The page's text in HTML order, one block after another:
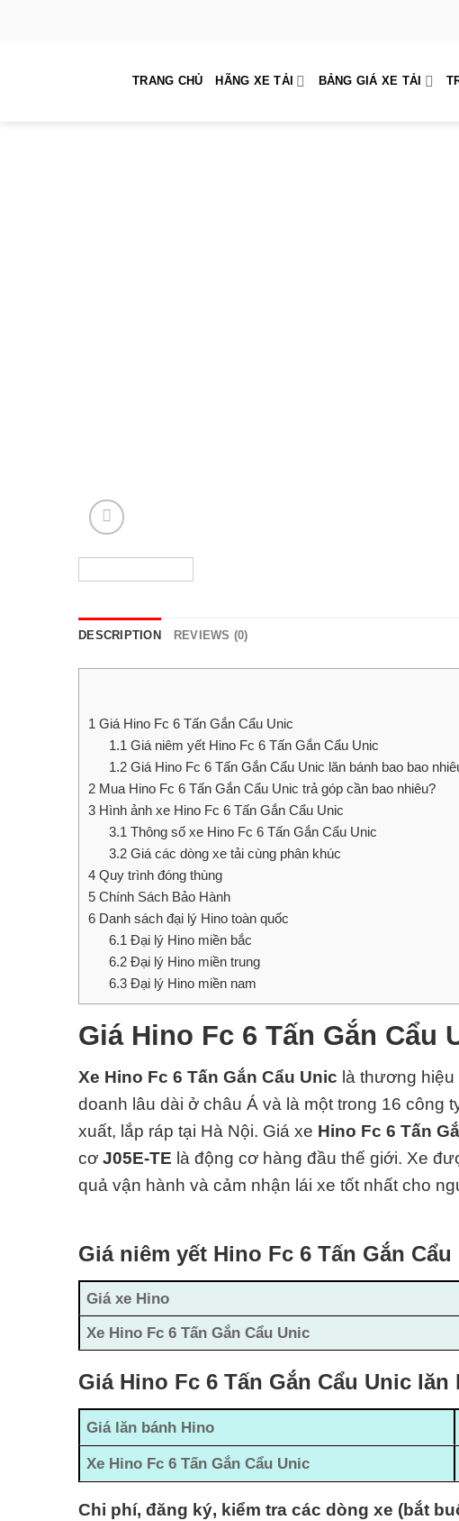
TRANG CHỦ HÃNG XE TẢI BẢNG GIÁ XE TẢI
DESCRIPTION REVIEWS (0)
1 Giá Hino Fc 6 Tấn Gắn Cẩu Unic
1.1 Giá niêm yết Hino Fc 6 Tấn Gắn Cẩu Unic
1.2Giá Hino Fc 6 Tấn Gắn Cẩu Unic lăn bánh bao bao
2 Mua Hino Fc 6 Tấn Gắn Cẩu Unic trả góp cần bao nhiêu?
3 Hình ảnh xe Hino Fc 6 Tấn Gắn Cẩu Unic
3.1 Thông số xe Hino Fc 6 Tấn Gắn Cẩu Unic
3.2Giá các dòng xe tải cùng phân khúc
4 Quy trình đóng thùng
5 Chính Sách Bảo Hành
6 Danh sách đại lý Hino toàn quốc
6.1 Đại lý Hino miền bắc
6.2Đại lý Hino miền trung
6.3Đại lý Hino miền nam
Giá Hino Fc 6 Tấn Gắn Cẩu
Xe Hino Fc 6 Tấn Gắn Cẩu Unic là thương
doanh lâu dài ở châu Á và là một trong 16 công
xuất, lắp ráp tại Hà Nội. Giá xe Hino Fc 6 Tấn
cơ J05E-TE là động cơ hàng đầu thế giới. Xe
quả vận hành và cảm nhận lái xe tốt nhất cho
Giá niêm yết Hino Fc 6 Tấn Gắn Cẩu
Giá xe Hino
Xe Hino Fc 6 Tấn Gắn Cẩu Unic
Giá Hino Fc 6 Tấn Gắn Cẩu Unic
Giá lăn bánh Hino
Xe Hino Fc 6 Tấn Gắn Cẩu Unic
Chi phí, đăng ký, kiểm tra các dòng xe (bắt